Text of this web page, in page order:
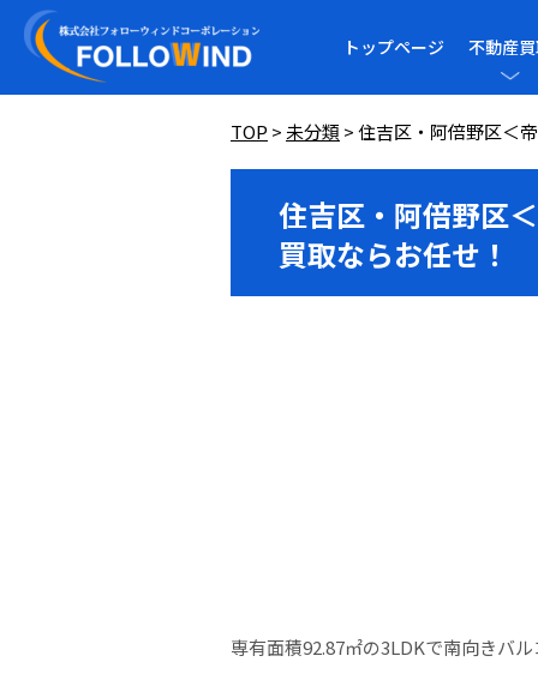
トップページ 不動産
TOP > 未分類 >住吉区・阿倍野区＜
住吉区・阿倍野区
買取ならお任せ！
専有面積92.87㎡の3LDKで南向きバル